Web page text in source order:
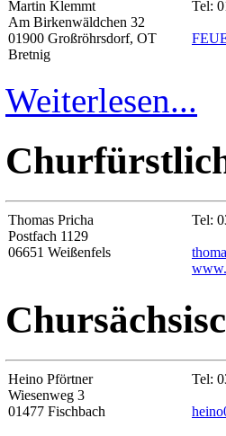
Martin Klemmt
Am Birkenwäldchen 32
01900 Großröhrsdorf, OT
Bretnig
Tel:
Weiterlesen...
Thomas Pricha
Postfach 1129
06651 Weißenfels
Tel:
Heino Pförtner
Wiesenweg 3
01477 Fischbach
Tel: